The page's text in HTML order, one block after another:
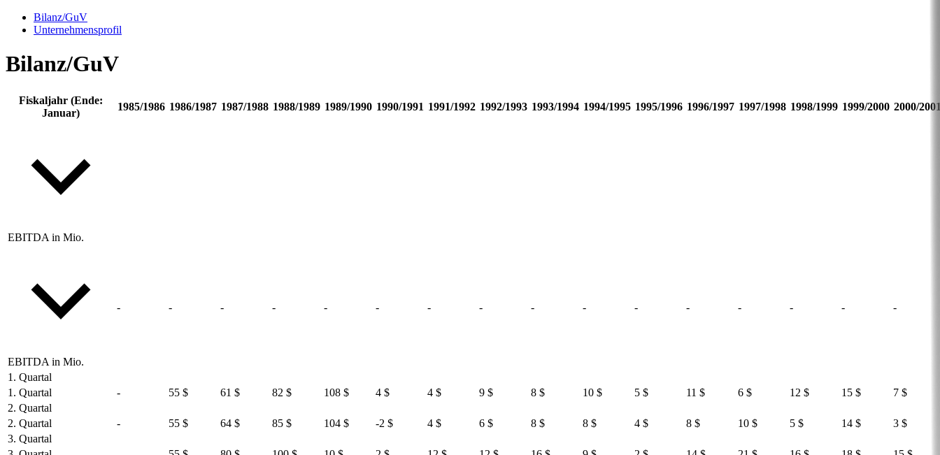
Bilanz/GuV
Unternehmensprofil
Bilanz/GuV
Fiskaljahr (Ende:
Januar)
1985/1986 1986/1987 1987/1988 1988/1989 1989/1990 1990/1991 1991/1992 1992/1993 1993/1994 1994/1995 1995/1996 1996/1997 1997/1998 1998/1999 1999/2000 2000/
EBITDA in Mio.
EBITDA in Mio.
- - - - - - - - - - - - - - - -
1. Quartal
1. Quartal
- 55 $ 61 $ 82 $ 108 $ 4 $ 4 $ 9 $ 8 $ 10 $ 5 $ 11 $ 6 $ 12 $ 15 $
7 $
2. Quartal
2. Quartal
- 55 $ 64 $ 85 $ 104 $ -2 $ 4 $ 6 $ 8 $ 8 $ 4 $ 8 $ 10 $ 5 $ 14 $
3 $
3. Quartal